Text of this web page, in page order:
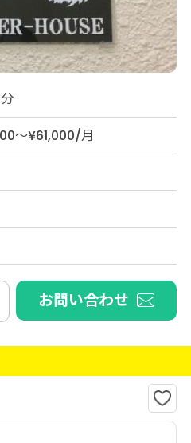
～¥61,000/月
お問い合わせ